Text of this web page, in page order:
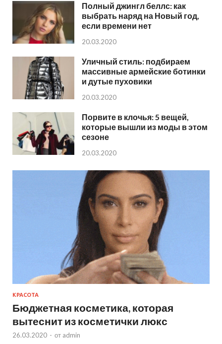
Полный джингл беллс: как
выбрать наряд на Новый год,
если времени нет
20.03.2020
Уличный стиль: подбираем
массивные армейские ботинки
и дутые пуховики
20.03.2020
Порвите в клочья: 5 вещей,
которые вышли из моды в этом
сезоне
20.03.2020
КРАСОТА
Бюджетная косметика, которая
вытеснит из косметички люкс
26.03.2020 - от admin